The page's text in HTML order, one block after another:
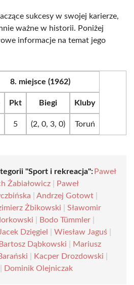
sukcesy w swojej karierze,
ważne w historii. Poniżej
informacje na temat jego
8. miejsce (1962)
Pkt Biegi Kluby
5 (2, 0, 3, 0) Toruń
"Sport i rekreacja": Paweł
Żabiałowicz
Paweł
Andrzej Gotowt
Żbikowski
Sławomir
Bodo Tümmler
Jacek Dzięgiel Wiesław Jaguś
Bartosz Dąbkowski
Mariusz
Kacper Drozdowski
Dominik Olejniczak